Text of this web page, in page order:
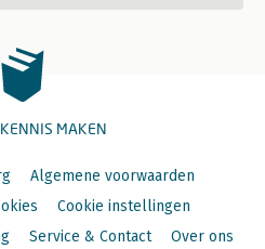
MAKEN
Algemene voorwaarden
Cookie instellingen
Service & Contact Over ons